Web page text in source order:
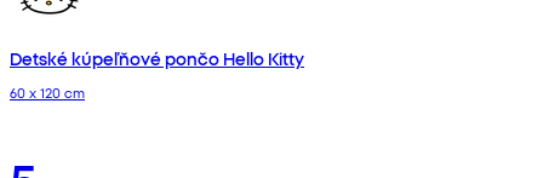
Detské kúpeľňové pončo Hello Kitty
60 x 120 cm